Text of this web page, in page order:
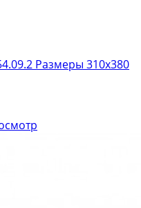
Размеры 310х380